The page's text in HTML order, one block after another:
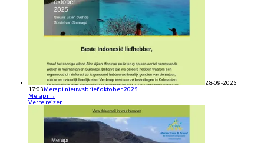
28-09-2025
17:03Merapi nieuwsbrief oktober 2025
Merapi →
Verre reizen